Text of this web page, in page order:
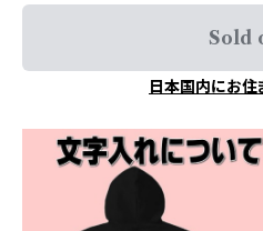
Sold
日本国内にお住